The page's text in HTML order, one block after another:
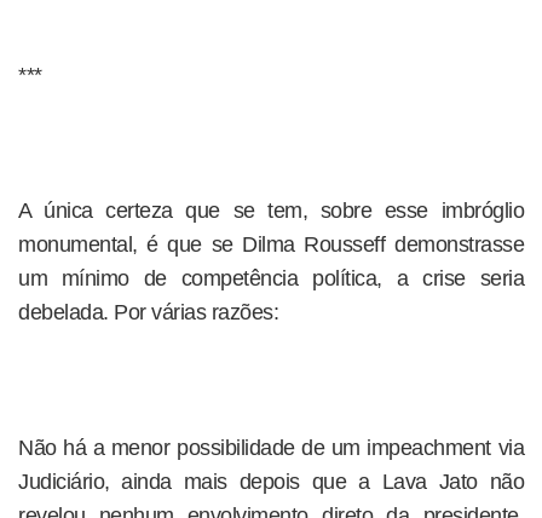
***
A única certeza que se tem, sobre esse imbróglio
monumental, é que se Dilma Rousseff demonstrasse
um mínimo de competência política, a crise seria
debelada. Por várias razões:
Não há a menor possibilidade de um impeachment via
Judiciário, ainda mais depois que a Lava Jato não